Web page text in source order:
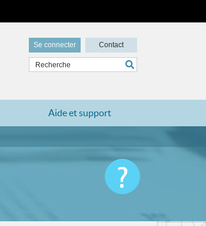
Se connecter Contact
Aide et support